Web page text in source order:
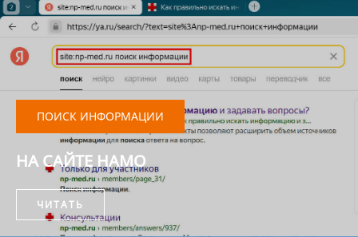
ПОИСК ИНФОРМАЦИИ
НА САЙТЕ НАМО
ЧИТАТЬ